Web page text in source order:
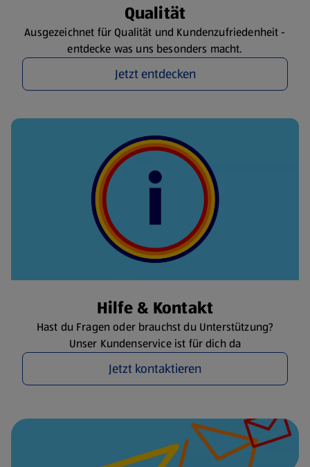
Qualität
Ausgezeichnet für Qualität und Kundenzufriedenheit -
entdecke was uns besonders macht.
Jetzt entdecken
Hilfe & Kontakt
Hast du Fragen oder brauchst du Unterstützung?
Unser Kundenservice ist für dich da
Jetzt kontaktieren